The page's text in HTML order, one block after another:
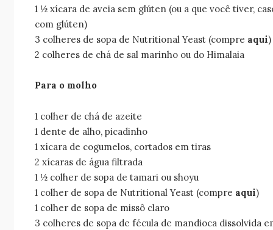
1 ½ xícara de aveia sem glúten (ou a que você tiver,
com glúten)
3 colheres de sopa de Nutritional Yeast (compre aqui)
2 colheres de chá de sal marinho ou do Himalaia
Para o molho
1 colher de chá de azeite
1 dente de alho, picadinho
1 xícara de cogumelos, cortados em tiras
2 xícaras de água filtrada
1 ½ colher de sopa de tamari ou shoyu
1 colher de sopa de Nutritional Yeast (compre aqui)
1 colher de sopa de missô claro
3 colheres de sopa de fécula de mandioca dissolvida